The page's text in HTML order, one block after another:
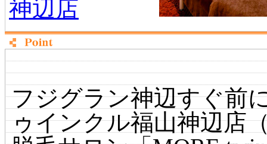
フジグラン神辺すぐ前
ゥインクル福山神辺店